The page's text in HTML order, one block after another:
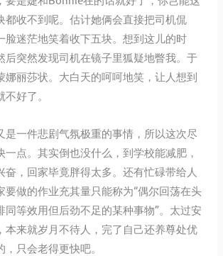
都收不到呢。估计她俩会直接把司机侃
脸迷茫地笑着收下五块。想到这儿的时
后突然发现司机在镜子里狐疑地瞥我。于
娜丽莎状。大白天的呵呵地笑，让人想到
好了。
是一件悲剧气氛极重的事情，所以这次尽
点。其实倒也没什么，到学校能减肥，
奋，回家毕竟胖得太多。还有忙碌带给人
要做的作业充其量只能称为“偶尔回荡在头
同等效用但后劲不足的某种事物”。太过安
本来就岁月不待人，完了自己还养尊处优
只会老得更快吧。